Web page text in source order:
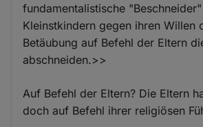
fundamentalistische
Kleinstkindern gegen ihren Willen
Betäubung auf Befehl der Eltern
abschneiden.>>
Auf Befehl der Eltern? Die Eltern
doch auf Befehl ihrer religiösen